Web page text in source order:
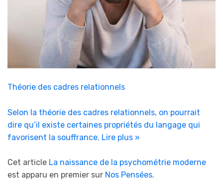
Théorie des cadres relationnels
Selon la théorie des cadres relationnels, on pourrait
dire qu’il existe certaines propriétés du langage qui
favorisent la souffrance. Lire plus »
Cet article La naissance de la psychométrie moderne
est apparu en premier sur Nos Pensées.